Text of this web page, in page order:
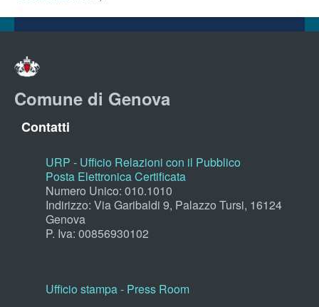
Comune di Genova
Contatti
URP - Ufficio Relazioni con il Pubblico
Posta Elettronica Certificata
Numero Unico: 010.1010
Indirizzo: Via Garibaldi 9, Palazzo Tursi, 16124
Genova
P. Iva: 00856930102
Ufficio stampa - Press Room